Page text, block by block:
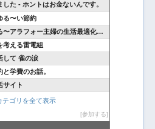
た - ホントはお金ないんです。
る〜い節約
アラフォー主婦の生活最適化日記
考える雷電組
して 雀の涙
学費のお話。
サイト
テゴリを全て表示
参加する